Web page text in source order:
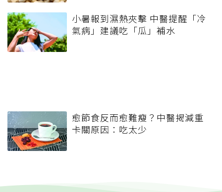
小暑報到濕熱夾擊 中醫提醒「冷
氣病」建議吃「瓜」補水
愈節食反而愈難瘦？中醫揭減重
卡關原因：吃太少